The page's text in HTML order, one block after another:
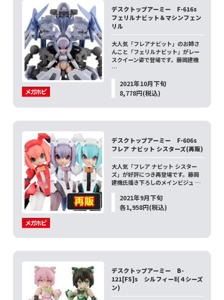
デスクトップアーミー F-616s
フェリルナビット＆マシンフェン
リル
大人気「フレアナビット」のお姉さ
んこと「フェリルナビット」がレー
スクイーン姿で登場です。藤岡建機
…
2021年10月下旬
8,778円(税込)
デスクトップアーミー F-606s
フレア ナビット シスターズ(再販)
大人気「フレア ナビット シスター
ズ」が好評につき再登場です。藤岡
建機氏描き下ろしのメインビジュ …
2021年9月下旬
各1,958円(税込)
デスクトップアーミー B-
121[FS]s シルフィーⅡ(４シーズ
ン)